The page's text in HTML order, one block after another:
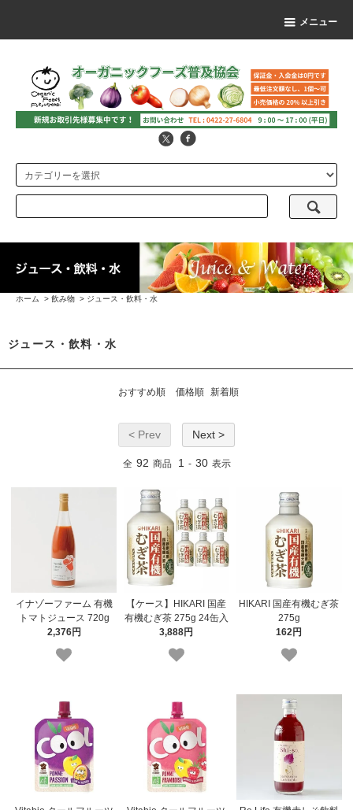
メニュー
ホーム > 飲み物 > ジュース・飲料・水
ジュース・飲料・水
おすすめ順 価格順 新着順
< Prev Next >
全 92 商品 1 - 30 表示
イナゾーファーム 有機
トマトジュース 720g
2,376円
【ケース】HIKARI 国産
有機むぎ茶 275g 24缶入
3,888円
HIKARI 国産有機むぎ茶
275g
162円